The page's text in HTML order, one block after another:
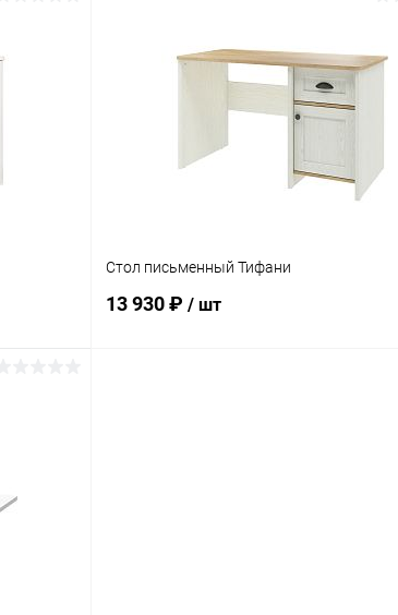
Стол письменный Тифани
13 930 ₽ / шт